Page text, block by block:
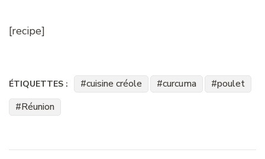
[recipe]
ÉTIQUETTES : cuisine créole curcuma
poulet
Réunion